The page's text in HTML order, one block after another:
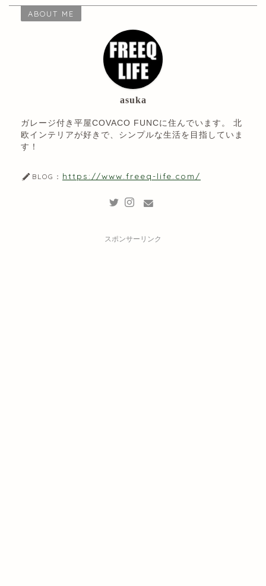
ABOUT ME
asuka
ガレージ付き平屋COVACO FUNCに住んでいます。 北
欧インテリアが好きで、シンプルな生活を目指していま
す！
BLOG： https://www.freeq-life.com/
スポンサーリンク